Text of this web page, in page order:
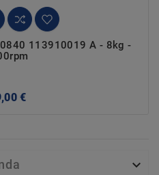
113910019 A - 8kg -
€
